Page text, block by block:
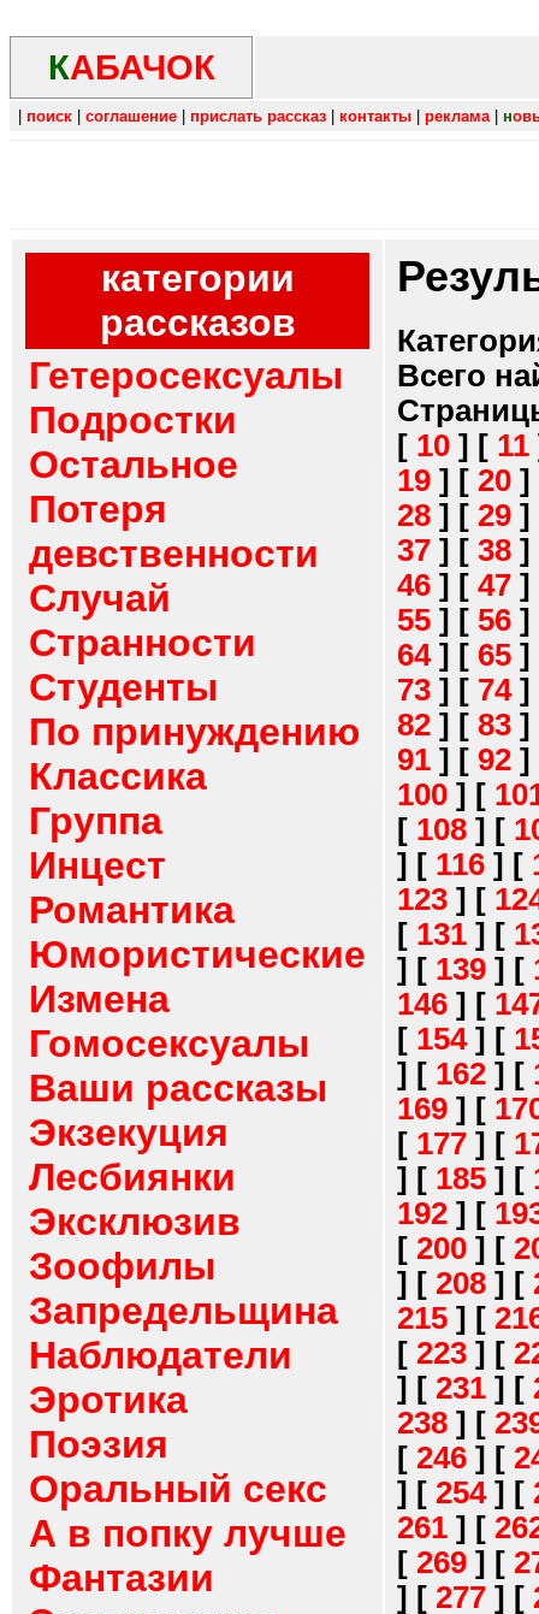
КАБАЧОК
поиск соглашение прислать рассказ контакты реклама| н
категории
рассказов
Гетеросексуалы
Подростки
Остальное
Потеря
девственности
Случай
Странности
Студенты
По принуждению
Классика
Группа
Инцест
Романтика
Юмористические
Измена
Гомосексуалы
Ваши рассказы
Экзекуция
Лесбиянки
Эксклюзив
Зоофилы
Запредельщина
Наблюдатели
Эротика
Поэзия
Оральный секс
А в попку лучше
Фантазии
Всего
[ 10 ] [ 11
19 ] [ 20 ]
28 ] [ 29 ]
37 ] [ 38 ]
46 ] [ 47 ]
55 ] [ 56 ]
64] [ 65 ]
73 ] [ 74]
82 ] [ 83 ]
91 ] [ 92 ]
100 ] [
[ 108 ] [
] [ 116 ] [
123 ] [
[ 131 ] [
] [ 139 ] [
146 ] [
[ 154] [
] [ 162 ] [
169 ] [
[ 177 ] [
] [ 185 ] [
192 ] [
[ 200 ] [
] [ 208 ] [
215 ] [
[ 223 ] [
] [ 231 ] [
238 ] [
[ 246 ] [
] [ 254] [
261 ] [
[ 269 ] [
] [ 277 ] [